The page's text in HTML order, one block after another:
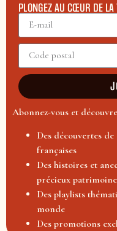
PLONGEZ AU CŒUR DE
Abonnez-vous et
Des découvertes
françaises
Des histoires et
précieux patrimoine
Des playlists
monde
Des promotions